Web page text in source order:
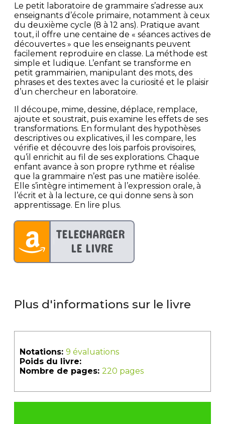
Le petit laboratoire de grammaire s’adresse aux
enseignants d’école primaire, notamment à ceux
du deuxième cycle (8 à 12 ans). Pratique avant
tout, il offre une centaine de « séances actives de
découvertes » que les enseignants peuvent
facilement reproduire en classe. La méthode est
simple et ludique. L’enfant se transforme en
petit grammairien, manipulant des mots, des
phrases et des textes avec la curiosité et le plaisir
d’un chercheur en laboratoire.
Il découpe, mime, dessine, déplace, remplace,
ajoute et soustrait, puis examine les effets de ses
transformations. En formulant des hypothèses
descriptives ou explicatives, il les compare, les
vérifie et découvre des lois parfois provisoires,
qu’il enrichit au fil de ses explorations. Chaque
enfant avance à son propre rythme et réalise
que la grammaire n’est pas une matière isolée.
Elle s’intègre intimement à l’expression orale, à
l’écrit et à la lecture, ce qui donne sens à son
apprentissage. En lire plus.
Plus d'informations sur le livre
Notations: 9 évaluations
Poids du livre:
Nombre de pages: 220 pages